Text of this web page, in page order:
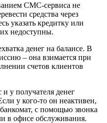
СМС-сервиса не
средства через
указать кредитку или
недоступны.
денег на балансе. В
– она взимается при
счетов клиентов
и у получателя денег
у кого-то он неактивен,
с помощью звонка
в офисе обслуживания.